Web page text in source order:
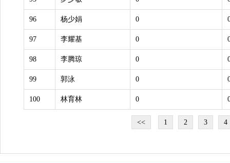
96 杨少娟 0
97 李耀基 0
98 李腾琼 0
99 郭泳 0
100 林育林 0
<< 1 2 3 4